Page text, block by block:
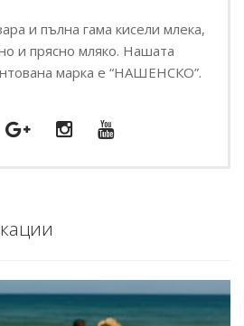
и пълна гама кисели млека,
и прясно мляко. Нашата
марка е “НАШЕНСКО”.